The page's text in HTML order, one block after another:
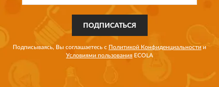
ПОДПИСАТЬСЯ
Подписываясь, Вы соглашаетесь с Политикой Конфиденциальности и
Условиями пользования ECOLA